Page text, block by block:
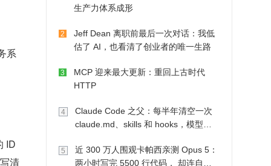
系
ID
清
生产力体系成形
2
Jeff Dean 离职前最后一次对话：我低
估了 AI，也看清了创业者的唯一生路
3
MCP 迎来最大更新：重回上古时代
HTTP
4
Claude Code 之父：每半年清空一次
claude.md、skills 和 hooks，模型自
5
近 300 万人围观卡帕西亲测 Opus 5：
两小时写完 5500 行代码， 却连自己